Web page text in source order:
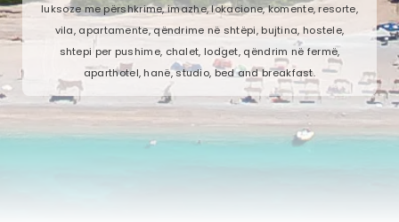
luksoze me përshkrime, imazhe, lokacione, komente, resorte,
vila, apartamente, qëndrime në shtëpi, bujtina, hostele,
shtepi per pushime, chalet, lodget, qëndrim në fermë,
aparthotel, hanë, studio, bed and breakfast.